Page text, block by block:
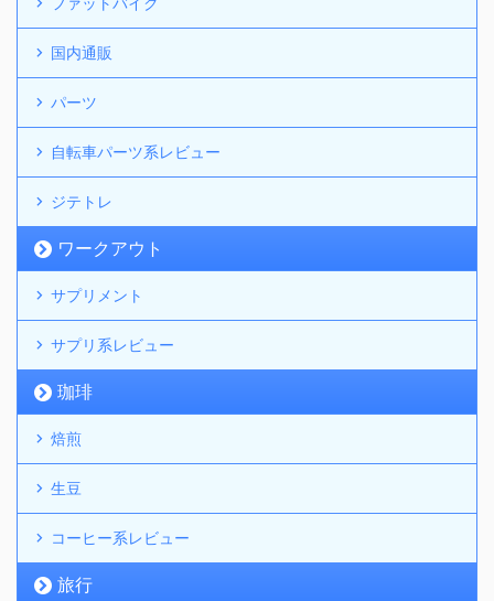
国内通販
パーツ
自転車パーツ系レビュー
ジテトレ
ワークアウト
サプリメント
サプリ系レビュー
珈琲
焙煎
生豆
コーヒー系レビュー
旅行